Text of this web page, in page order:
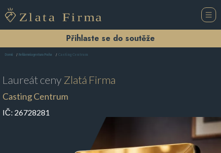
Přihlaste se do soutěže
Domů Reklamní agentura Praha Casting Centrum
Laureát cenyZlatá Firma
Casting Centrum
IČ: 26728281